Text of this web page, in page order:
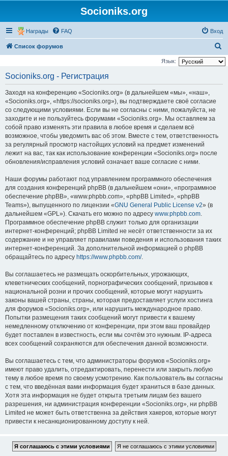
Socioniks.org
Награды FAQ Вход
Список форумов
о
Язык:
Socioniks.org - Регистрация
Заходя на конференцию «Socioniks.org» (в дальнейшем «мы», «наш»,
«Socioniks.org», «https://socioniks.org»), вы подтверждаете своё согласие
со следующими условиями. Если вы не согласны с ними, пожалуйста, не
заходите и не пользуйтесь форумами «Socioniks.org». Мы оставляем за
собой право изменять эти правила в любое время и сделаем всё
возможное, чтобы уведомить вас об этом. Вместе с тем, ответственность
за регулярный просмотр настойщих условий на предмет изменений
лежит на вас, так как использование конференции «Socioniks.org» после
обновления/исправления условий означает ваше согласие с ними.
Наши форумы работают под управлением программного обеспечения
для создания конференций phpBB (в дальнейшем «они», «программное
обеспечение phpBB», «www.phpbb.com», «phpBB Limited», «phpBB
Teams»), выпущенного по лицензии «GNU General Public License v2» (в
дальнейшем «GPL»). Скачать его можно по адресу www.phpbb.com.
Программное обеспечение phpBB служит только для организации
интернет-конференций; phpBB Limited не несёт ответственности за их
содержание и не управляет правилами поведения и использования таких
интернет-конференций. За дополнительной информацией о phpBB
обращайтесь по адресу https://www.phpbb.com/.
Вы соглашаетесь не размещать оскорбительных, угрожающих,
клеветнических сообщений, порнографических сообщений, призывов к
национальной розни и прочих сообщений, которые могут нарушить
законы вашей страны, страны, которая предоставляет услуги хостинга
для форумов «Socioniks.org», или нарушить международное право.
Попытки размещения таких сообщений могут привести к вашему
немедленному отключению от конференции, при этом ваш провайдер
будет поставлен в известность, если мы сочтём это нужным. IP-адреса
всех сообщений сохраняются для обеспечения данной возможности.
Вы соглашаетесь с тем, что администраторы форумов «Socioniks.org»
имеют право удалить, отредактировать, перенести или закрыть любую
тему в любое время по своему усмотрению. Как пользователь вы согласны
с тем, что введённая вами информация будет храниться в базе данных.
Хотя эта информация не будет открыта третьим лицам без вашего
разрешения, ни администрация конференции «Socioniks.org», ни phpBB
Limited не может быть ответственна за действия хакеров, которые могут
привести к несанкционированному доступу к ней.